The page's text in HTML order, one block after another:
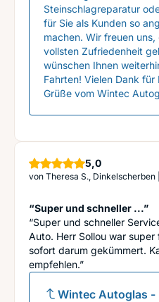
Steinschlagreparatur
für Sie als Kunden so
machen. Wir freuen
vollsten Zufriedenheit
wünschen Ihnen
Fahrten! Vielen Dank
Grüße vom Wintec
5,0Sterne
von Theresa S., Dinkelscherben
“Super und schneller ...”
“Super und schneller
Auto. Herr Sollou war
sofort darum gekümmert.
empfehlen.”
Wintec Autoglas -